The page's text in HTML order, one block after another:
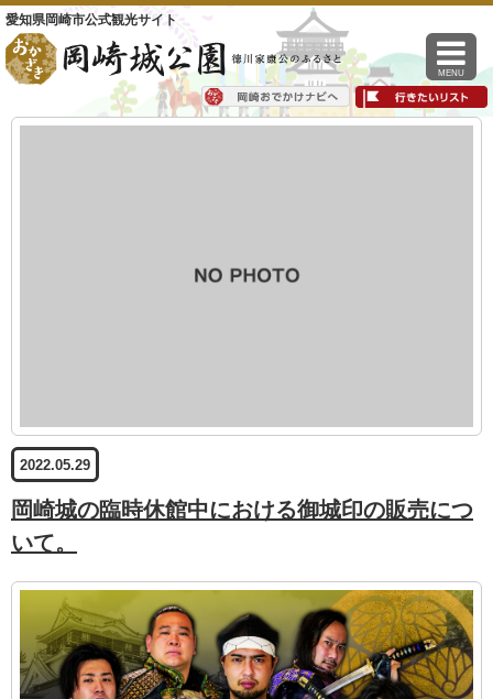
愛知県岡崎市公式観光サイト
MENU
2022.05.29
岡崎城の臨時休館中における御城印の販売につ
いて。